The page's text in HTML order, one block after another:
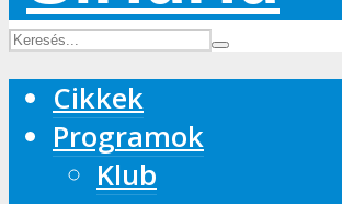
Cikkek
Programok
Klub